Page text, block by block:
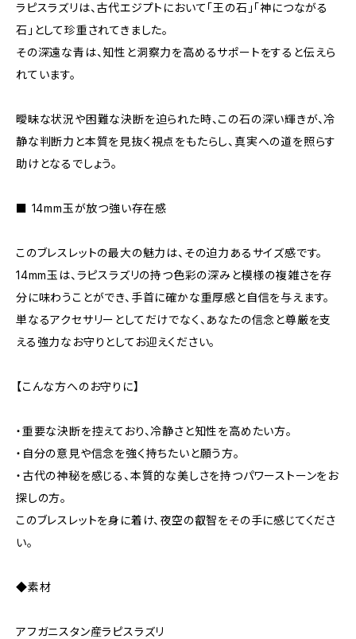
ラピスラズリは、古代エジプトにおいて「王の石」「神につながる
石」として珍重されてきました。
その深遠な青は、知性と洞察力を高めるサポートをすると伝えら
れています。
曖昧な状況や困難な決断を迫られた時、この石の深い輝きが、冷
静な判断力と本質を見抜く視点をもたらし、真実への道を照らす
助けとなるでしょう。
■ 14mm玉が放つ強い存在感
このブレスレットの最大の魅力は、その迫力あるサイズ感です。
14mm玉は、ラピスラズリの持つ色彩の深みと模様の複雑さを存
分に味わうことができ、手首に確かな重厚感と自信を与えます。
単なるアクセサリーとしてだけでなく、あなたの信念と尊厳を支
える強力なお守りとしてお迎えください。
【こんな方へのお守りに】
・重要な決断を控えており、冷静さと知性を高めたい方。
・自分の意見や信念を強く持ちたいと願う方。
・古代の神秘を感じる、本質的な美しさを持つパワーストーンをお
探しの方。
このブレスレットを身に着け、夜空の叡智をその手に感じてくださ
い。
◆素材
アフガニスタン産ラピスラズリ